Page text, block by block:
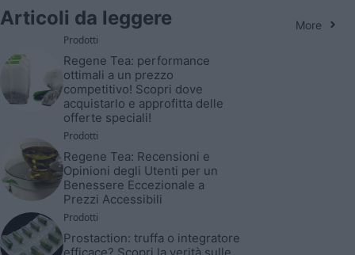
Articoli da leggere
More
Prodotti
Regene Tea: performance
ottimali a un prezzo
competitivo! Scopri dove
acquistarlo e approfitta delle
offerte speciali!
Prodotti
Regene Tea: Recensioni e
Opinioni degli Utenti per un
Benessere Eccezionale a
Prezzi Accessibili
Prodotti
Prostaction: truffa o integratore
efficace? Scopri la verità sulle